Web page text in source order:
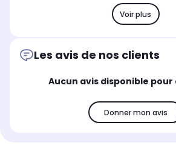
Voir plus
Les avis de nos clients
Aucun avis disponible
Donner mon avis